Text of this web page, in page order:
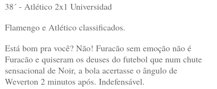
38´ - Atlético 2x1 Universidad
Flamengo e Atlético classificados.
Está bom pra você? Não! Furacão sem emoção não é
Furacão e quiseram os deuses do futebol que num chute
sensacional de Noir, a bola acertasse o ângulo de
Weverton 2 minutos após. Indefensável.